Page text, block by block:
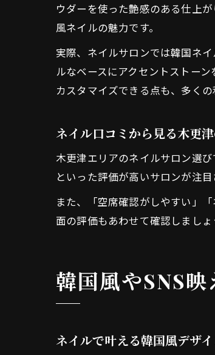
ウダーを使った艶感のある仕上
風ネイルの魅力です。
実際、ネイルサロンでは韓国ネ
ルなベースにアクセントストー
カスタマイズできる点も、多くの
ネイル口コミから見る木更
木更津エリアのネイルサロン選
といった評価が高いサロンが注
また、「空席確認がしやすい」
面の評価もあわせて確認しまし
韓国風やSNS
ネイルで叶える韓国風デザ